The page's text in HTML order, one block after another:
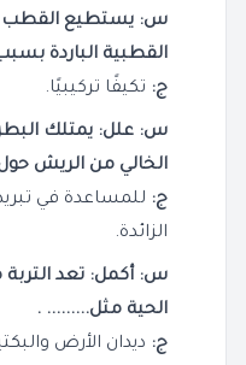
س: يستطيع القطب
القطبية الباردة
ج: تكيفًا تركيبيًا.
س: علل: يمتلك
الخالي من الريش
ج: للمساعدة في
الزائدة.
س: أكمل: تعد التربة
الحية مثل......... .
ج: ديدان الأرض